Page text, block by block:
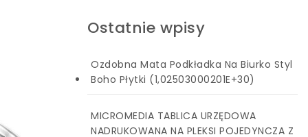
Ostatnie wpisy
Ozdobna Mata Podkładka Na Biurko Styl
Boho Płytki (1,02503000201E+30)
MICROMEDIA TABLICA URZĘDOWA
NADRUKOWANA NA PLEKSI POJEDYNCZA Z